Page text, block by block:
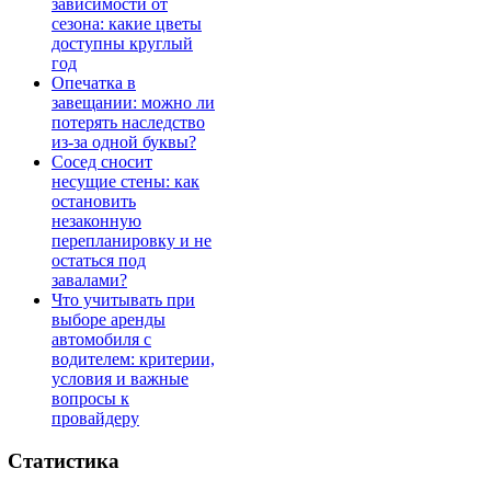
зависимости от
сезона: какие цветы
доступны круглый
год
Опечатка в
завещании: можно ли
потерять наследство
из-за одной буквы?
Сосед сносит
несущие стены: как
остановить
незаконную
перепланировку и не
остаться под
завалами?
Что учитывать при
выборе аренды
автомобиля с
водителем: критерии,
условия и важные
вопросы к
провайдеру
Статистика